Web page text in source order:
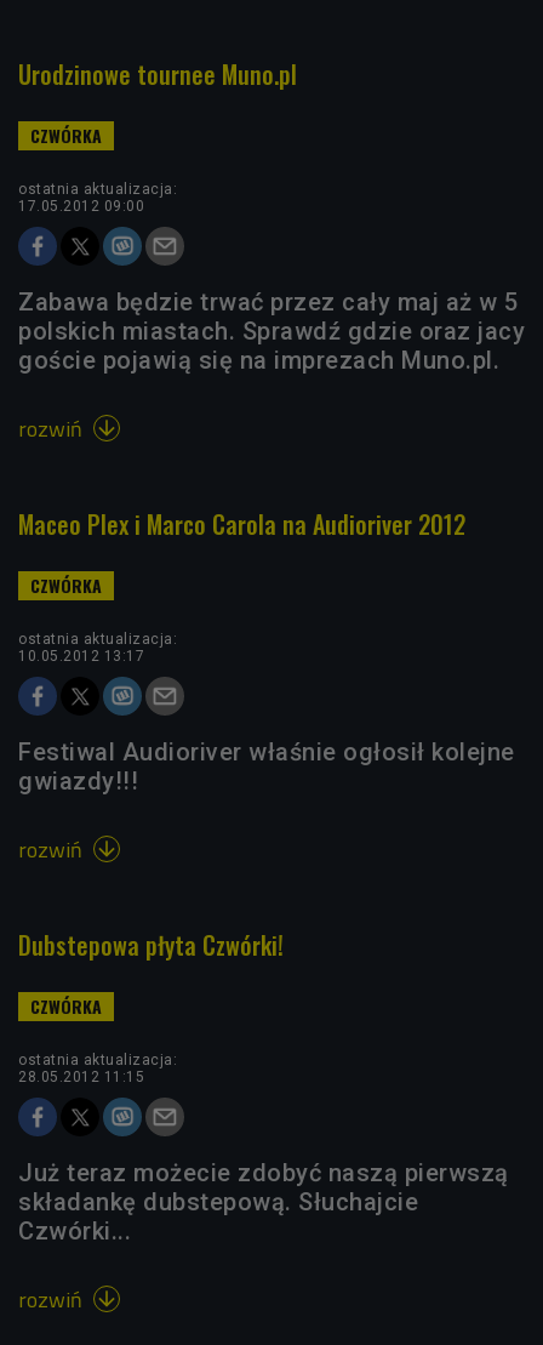
Urodzinowe tournee Muno.pl
ostatnia aktualizacja:
17.05.2012 09:00
Zabawa będzie trwać przez cały maj aż w 5
polskich miastach. Sprawdź gdzie oraz jacy
goście pojawią się na imprezach Muno.pl.
rozwiń 
Maceo Plex i Marco Carola na Audioriver 2012
ostatnia aktualizacja:
10.05.2012 13:17
Festiwal Audioriver właśnie ogłosił kolejne
gwiazdy!!!
rozwiń 
Dubstepowa płyta Czwórki!
ostatnia aktualizacja:
28.05.2012 11:15
Już teraz możecie zdobyć naszą pierwszą
składankę dubstepową. Słuchajcie
Czwórki...
rozwiń 